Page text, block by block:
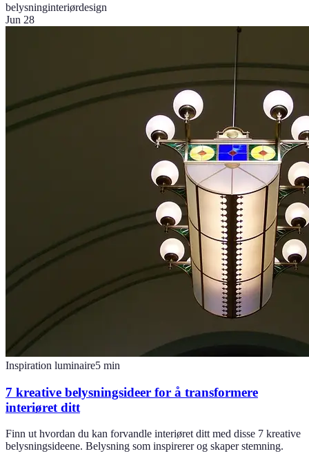
belysninginteriørdesign
Jun 28
Inspiration luminaire5 min
7 kreative belysningsideer for å transformere
interiøret ditt
Finn ut hvordan du kan forvandle interiøret ditt med disse 7 kreative
belysningsideene. Belysning som inspirerer og skaper stemning.